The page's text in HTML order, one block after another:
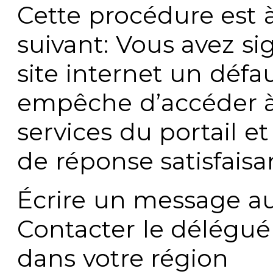
Cette procédure est
suivant: Vous avez
site internet un
empêche
services du portail
de réponse
Écrire un message
Contacter le
dans votre région